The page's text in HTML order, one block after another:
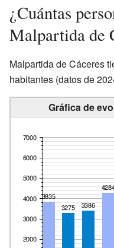
¿Cuántas
Malpartida de
Malpartida de Cáceres
habitantes (datos de
Gráfica de